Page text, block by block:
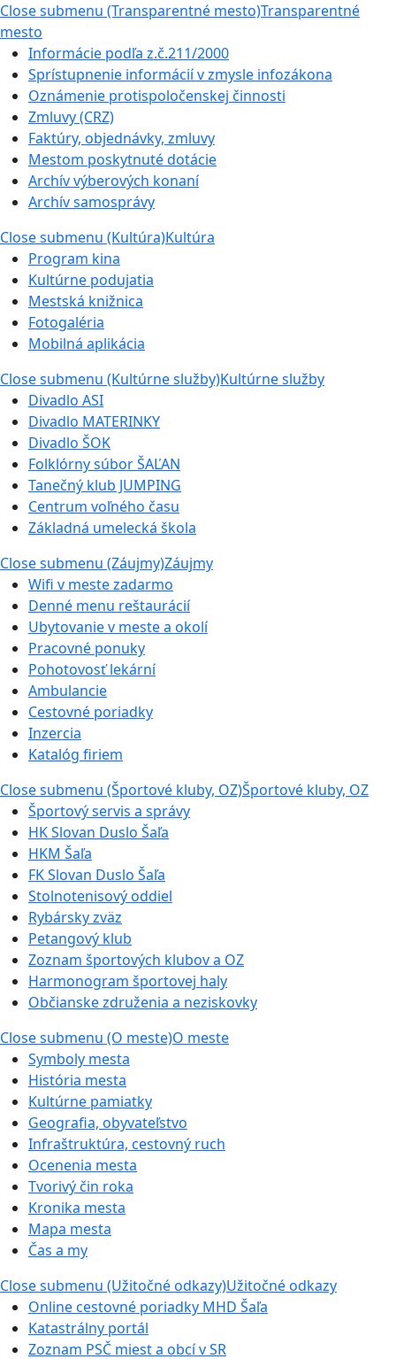
Close submenu (Transparentné mesto)Transparentné
mesto
Informácie podľa z.č.211/2000
Sprístupnenie informácií v zmysle infozákona
Oznámenie protispoločenskej činnosti
Zmluvy (CRZ)
Faktúry, objednávky, zmluvy
Mestom poskytnuté dotácie
Archív výberových konaní
Archív samosprávy
Close submenu (Kultúra)Kultúra
Program kina
Kultúrne podujatia
Mestská knižnica
Fotogaléria
Mobilná aplikácia
Close submenu (Kultúrne služby)Kultúrne služby
Divadlo ASI
Divadlo MATERINKY
Divadlo ŠOK
Folklórny súbor ŠAĽAN
Tanečný klub JUMPING
Centrum voľného času
Základná umelecká škola
Close submenu (Záujmy)Záujmy
Wifi v meste zadarmo
Denné menu reštaurácií
Ubytovanie v meste a okolí
Pracovné ponuky
Pohotovosť lekární
Ambulancie
Cestovné poriadky
Inzercia
Katalóg firiem
Close submenu (Športové kluby, OZ)Športové kluby, OZ
Športový servis a správy
HK Slovan Duslo Šaľa
HKM Šaľa
FK Slovan Duslo Šaľa
Stolnotenisový oddiel
Rybársky zväz
Petangový klub
Zoznam športových klubov a OZ
Harmonogram športovej haly
Občianske združenia a neziskovky
Close submenu (O meste)O meste
Symboly mesta
História mesta
Kultúrne pamiatky
Geografia, obyvateľstvo
Infraštruktúra, cestovný ruch
Ocenenia mesta
Tvorivý čin roka
Kronika mesta
Mapa mesta
Čas a my
Close submenu (Užitočné odkazy)Užitočné odkazy
Online cestovné poriadky MHD Šaľa
Katastrálny portál
Zoznam PSČ miest a obcí v SR